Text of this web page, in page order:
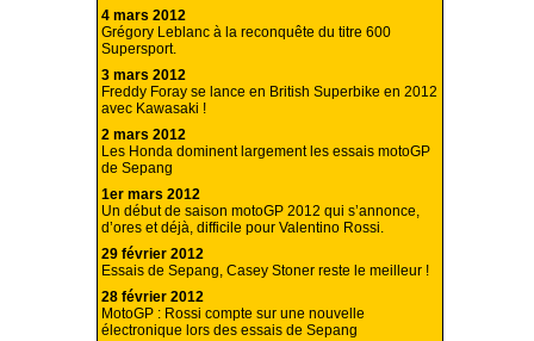
4 mars 2012
Grégory Leblanc à la reconquête du titre 600
Supersport.
3 mars 2012
Freddy Foray se lance en British Superbike en 2012
avec Kawasaki !
2 mars 2012
Les Honda dominent largement les essais motoGP
de Sepang
1er mars 2012
Un début de saison motoGP 2012 qui s’annonce,
d’ores et déjà, difficile pour Valentino Rossi.
29 février 2012
Essais de Sepang, Casey Stoner reste le meilleur !
28 février 2012
MotoGP : Rossi compte sur une nouvelle
électronique lors des essais de Sepang